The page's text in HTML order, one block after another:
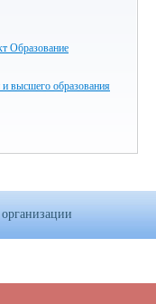
Образование
высшего образования